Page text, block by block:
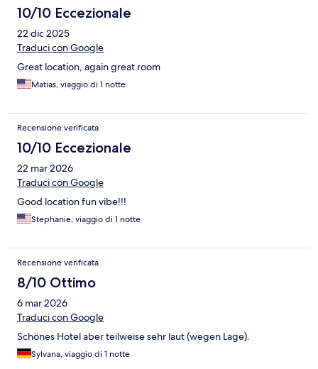
10/10 Eccezionale
22 dic 2025
Traduci con Google
Great location, again great room
Matias, viaggio di 1 notte
Recensione verificata
10/10 Eccezionale
22 mar 2026
Traduci con Google
Good location fun vibe!!!
Stephanie, viaggio di 1 notte
Recensione verificata
8/10 Ottimo
6 mar 2026
Traduci con Google
Schönes Hotel aber teilweise sehr laut (wegen Lage).
Sylvana, viaggio di 1 notte